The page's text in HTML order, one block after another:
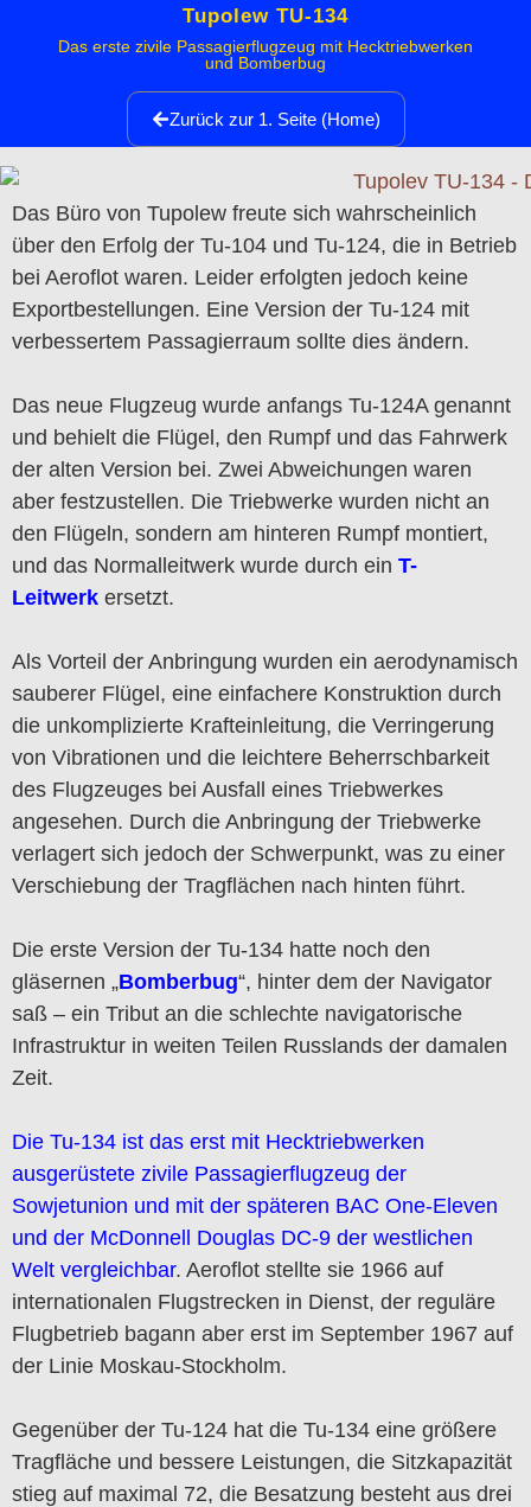
Tupolew TU-134
Zurück zur 1. Seite (Home)
Das erste zivile Passagierflugzeug mit Hecktriebwerken
und Bomberbug
Das Büro von Tupolew freute sich wahrscheinlich
über den Erfolg der Tu-104 und Tu-124, die in Betrieb
bei Aeroflot waren. Leider erfolgten jedoch keine
Exportbestellungen. Eine Version der Tu-124 mit
verbessertem Passagierraum sollte dies ändern.
Das neue Flugzeug wurde anfangs Tu-124A genannt
und behielt die Flügel, den Rumpf und das Fahrwerk
der alten Version bei. Zwei Abweichungen waren
aber festzustellen. Die Triebwerke wurden nicht an
den Flügeln, sondern am hinteren Rumpf montiert,
und das Normalleitwerk wurde durch ein T-
Leitwerk ersetzt.
Als Vorteil der Anbringung wurden ein aerodynamisch
sauberer Flügel, eine einfachere Konstruktion durch
die unkomplizierte Krafteinleitung, die Verringerung
von Vibrationen und die leichtere Beherrschbarkeit
des Flugzeuges bei Ausfall eines Triebwerkes
angesehen. Durch die Anbringung der Triebwerke
verlagert sich jedoch der Schwerpunkt, was zu einer
Verschiebung der Tragflächen nach hinten führt.
Die erste Version der Tu-134 hatte noch den
gläsernen „Bomberbug“, hinter dem der Navigator
saß – ein Tribut an die schlechte navigatorische
Infrastruktur in weiten Teilen Russlands der damalen
Zeit.
Die Tu-134 ist das erst mit Hecktriebwerken
ausgerüstete zivile Passagierflugzeug der
Sowjetunion und mit der späteren BAC One-Eleven
und der McDonnell Douglas DC-9 der westlichen
Welt vergleichbar. Aeroflot stellte sie 1966 auf
internationalen Flugstrecken in Dienst, der reguläre
Flugbetrieb bagann aber erst im September 1967 auf
der Linie Moskau-Stockholm.
Gegenüber der Tu-124 hat die Tu-134 eine größere
Tragfläche und bessere Leistungen, die Sitzkapazität
stieg auf maximal 72, die Besatzung besteht aus drei